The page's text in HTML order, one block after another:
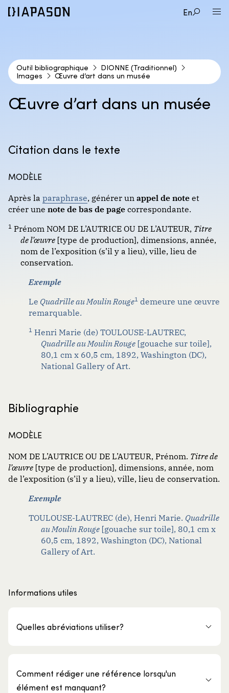
En
Outil bibliographique
DIONNE (Traditionnel)
Images
Œuvre d’art dans un musée
Œuvre d’art dans un musée
Citation dans le texte
MODÈLE
Après la paraphrase, générer un appel de noteet
créer une note de bas de pagecorrespondante.
1 Prénom NOM DE L’AUTRICE OU DE L’AUTEUR, Titre
de l’œuvre [type de production], dimensions, année,
nom de l’exposition (s’il y a lieu), ville, lieu de
conservation.
Exemple
Le Quadrille au Moulin Rouge1 demeure une œuvre
remarquable.
1 Henri Marie (de) TOULOUSE-LAUTREC,
Quadrille au Moulin Rouge [gouache sur toile],
80,1 cm x 60,5 cm, 1892, Washington (DC),
National Gallery of Art.
Bibliographie
MODÈLE
NOM DE L’AUTRICE OU DE L’AUTEUR, Prénom. Titre de
l’œuvre [type de production], dimensions, année, nom
de l’exposition (s’il y a lieu), ville, lieu de conservation.
Exemple
TOULOUSE-LAUTREC (de), Henri Marie. Quadrille
au Moulin Rouge [gouache sur toile], 80,1 cm x
60,5 cm, 1892, Washington (DC), National
Gallery of Art.
Informations utiles
Quelles abréviations utiliser?
Comment rédiger une référence lorsqu'un
élément est manquant?
1 STYLE BIBLIOGRAPHIQUE
DIONNE (Traditionnel)
Format : classique (notes de bas de page)
Format : traditionnel (numéroté)
Audio et vidéos
Cartes géographiques
Encyclopédies et dictionnaires
Journaux et revues
Livres
Partitions musicales
Publications gouvernementales ou
organisationnelles
Sources académiques
Web et communications
3 CAS DE FIGURE
Image en ligne
Œuvre d’art dans un musée
Tableau (toile) en ligne